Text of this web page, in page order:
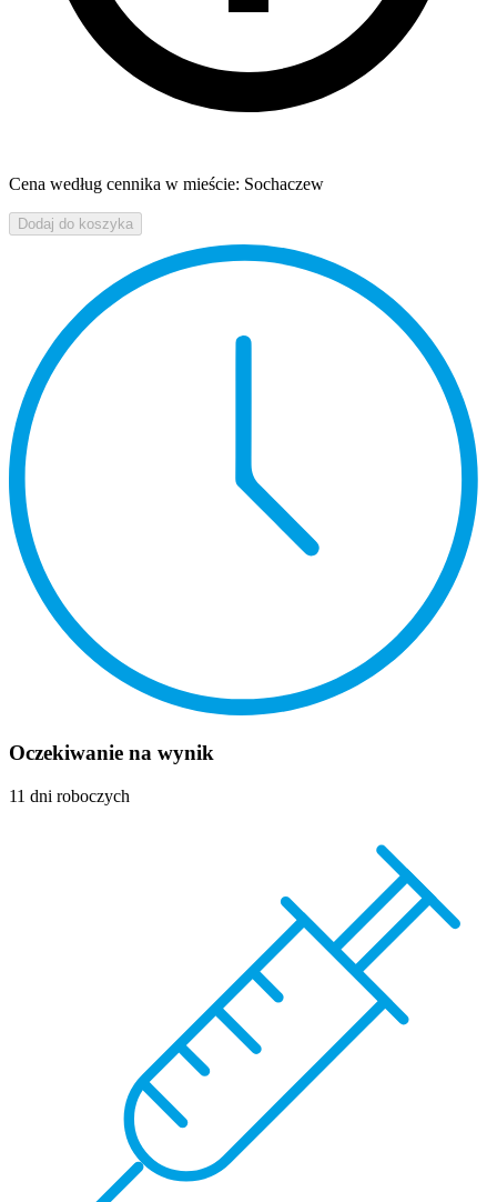
Cena według cennika w mieście: Sochaczew
Dodaj do koszyka
Oczekiwanie na wynik
11 dni roboczych